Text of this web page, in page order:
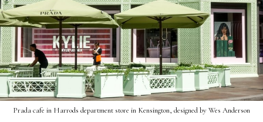
Prada cafe in Harrods department store in Kensington, designed by Wes Anderson